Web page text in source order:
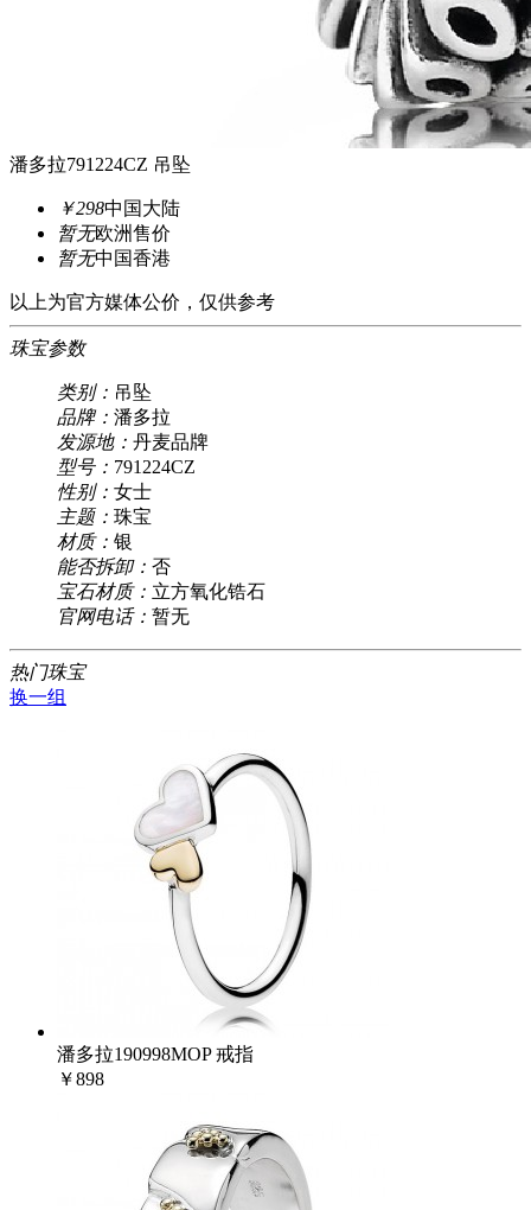
潘多拉791224CZ 吊坠
￥298中国大陆
暂无欧洲售价
暂无中国香港
以上为官方媒体公价，仅供参考
珠宝参数
类别： 吊坠
品牌： 潘多拉
发源地： 丹麦品牌
型号： 791224CZ
性别： 女士
主题： 珠宝
材质： 银
能否拆卸： 否
宝石材质： 立方氧化锆石
官网电话： 暂无
热门珠宝
换一组
潘多拉190998MOP 戒指
￥898